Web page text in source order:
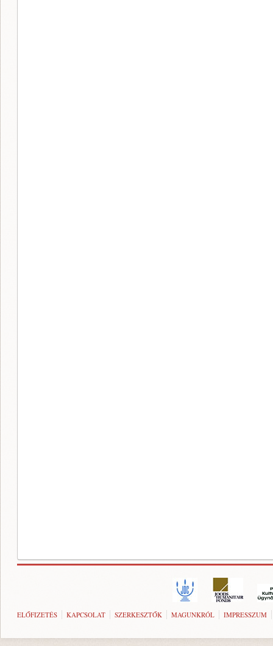
ELŐFIZETÉS KAPCSOLAT SZERKESZTŐK MAGUNKRÓL IMPRESSZUM